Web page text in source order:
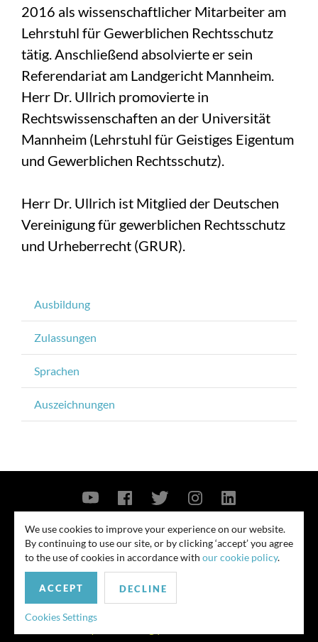
2016 als wissenschaftlicher Mitarbeiter am
Lehrstuhl für Gewerblichen Rechtsschutz
tätig. Anschließend absolvierte er sein
Referendariat am Landgericht Mannheim.
Herr Dr. Ullrich promovierte in
Rechtswissenschaften an der Universität
Mannheim (Lehrstuhl für Geistiges Eigentum
und Gewerblichen Rechtsschutz).
Herr Dr. Ullrich ist Mitglied der Deutschen
Vereinigung für gewerblichen Rechtsschutz
und Urheberrecht (GRUR).
Ausbildung
Zulassungen
Sprachen
Auszeichnungen
© 2026
Contact Us Privacy Policy Security Notice
similar outcome. Amounts listed may be aggregates.
We use cookies to improve your experience on our website.
By continuing to use our site, or by clicking ‘accept’ you agree
to the use of cookies in accordance with our cookie policy.
ACCEPT DECLINE
Cookies Settings